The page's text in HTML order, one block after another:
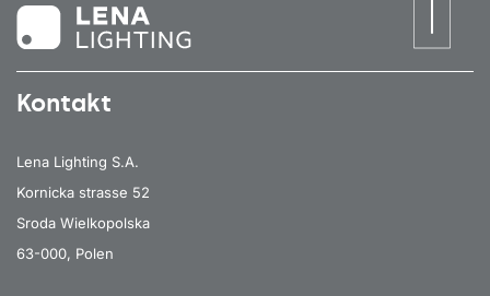
Kontakt
Lena Lighting S.A.
Kornicka strasse 52
Sroda Wielkopolska
63-000, Polen